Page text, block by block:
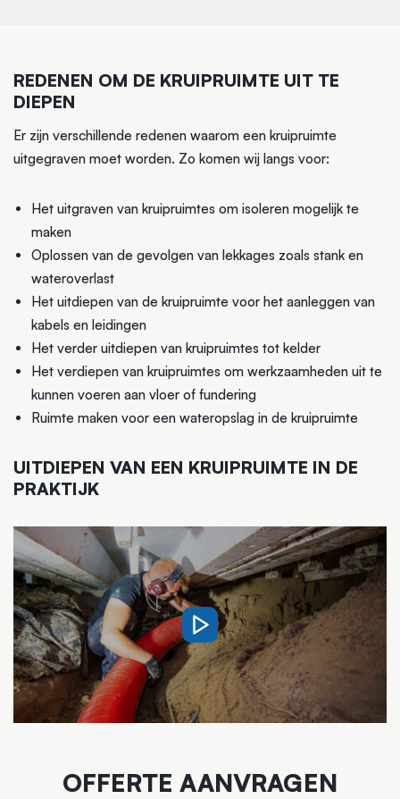
REDENEN OM DE KRUIPRUIMTE UIT TE
DIEPEN
Er zijn verschillende redenen waarom een kruipruimte
uitgegraven moet worden. Zo komen wij langs voor:
Het uitgraven van kruipruimtes om isoleren mogelijk te
maken
Oplossen van de gevolgen van lekkages zoals stank en
wateroverlast
Het uitdiepen van de kruipruimte voor het aanleggen van
kabels en leidingen
Het verder uitdiepen van kruipruimtes tot kelder
Het verdiepen van kruipruimtes om werkzaamheden uit te
kunnen voeren aan vloer of fundering
Ruimte maken voor een wateropslag in de kruipruimte
UITDIEPEN VAN EEN KRUIPRUIMTE IN DE
PRAKTIJK
OFFERTE AANVRAGEN